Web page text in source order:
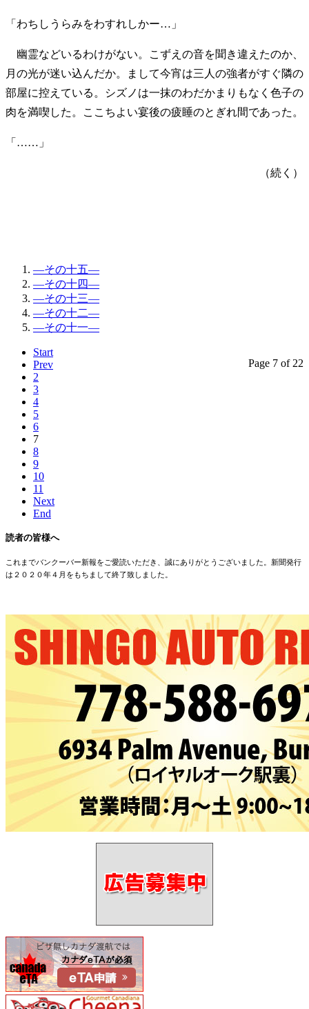
「わちしうらみをわすれしかー…」
幽霊などいるわけがない。こずえの音を聞き違えたのか、
月の光が迷い込んだか。まして今宵は三人の強者がすぐ隣の
部屋に控えている。シズノは一抹のわだかまりもなく色子の
肉を満喫した。ここちよい宴後の疲睡のとぎれ間であった。
「……」
（続く）
―その十五―
―その十四―
―その十三―
―その十二―
―その十一―
Page 7 of 22
Start
Prev
2
3
4
5
6
7
8
9
10
11
Next
End
読者の皆様へ
これまでバンクーバー新報をご愛読いただき、誠にありがとうございました。新聞発行
は２０２０年４月をもちまして終了致しました。